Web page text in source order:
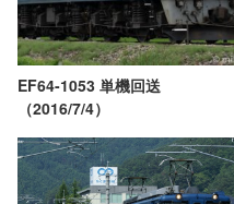
EF64-1053 単機回送
（2016/7/4）